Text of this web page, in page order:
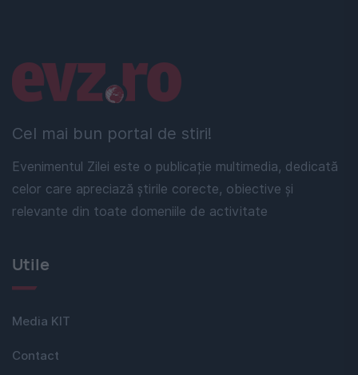
Cel mai bun portal de stiri!
Evenimentul Zilei este o publicație multimedia, dedicată
celor care apreciază știrile corecte, obiective și
relevante din toate domeniile de activitate
Linkuri utile
Utile
Media KIT
Contact